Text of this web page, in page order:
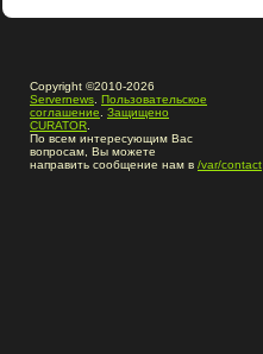
Copyright ©2010-2026
Servernews Пользовательское
соглашение
Защищено
CURATOR
По всем интересующим Вас
вопросам, Вы можете
направить сообщение нам в /var/contact